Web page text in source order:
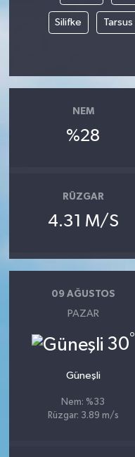
Silifke Tarsus
NEM
%28
RÜZGAR
4.31 M/S
09 AĞUSTOS
PAZAR
30°
Güneşli
Nem: %33
Rüzgar: 3.89 m/s